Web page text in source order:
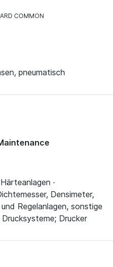
COMMON
pneumatisch
·
Densimeter,
Regelanlagen, sonstige
Drucker